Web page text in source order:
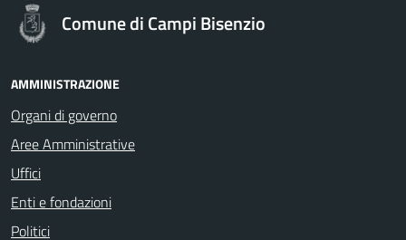
Comune di Campi Bisenzio
AMMINISTRAZIONE
Organi di governo
Aree Amministrative
Uffici
Enti e fondazioni
Politici